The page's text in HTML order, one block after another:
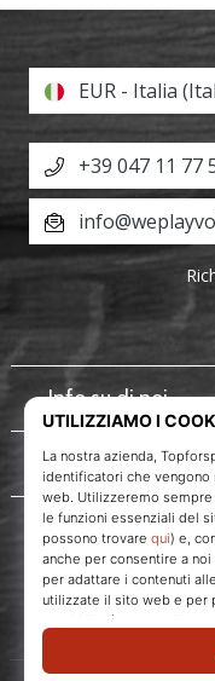
Info su di noi
Servizio clienti
EUR - Italia
+39 047 11 77